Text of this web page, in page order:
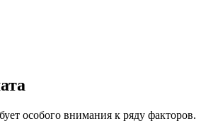
особого внимания к ряду факторов.